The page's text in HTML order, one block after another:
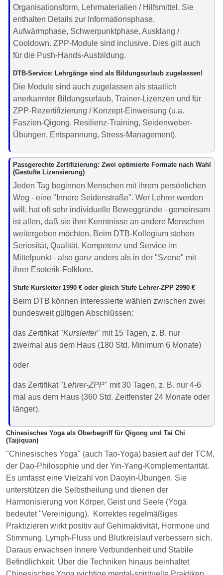
Organisationsform, Lehrmaterialien / Hilfsmittel. Sie
enthalten Details zur Informationsphase,
Aufwärmphase, Schwerpunktphase, Ausklang /
Cooldown. ZPP-Module sind inclusive. Dies gilt auch
für die Push-Hands-Ausbildung.
DTB-Service: Lehrgänge sind als Bildungsurlaub zugelassen!
Die Module sind auch zugelassen als staatlich
anerkannter Bildungsurlaub, Trainer-Lizenzen und für
ZPP-Rezertifizierung / Konzept-Einweisung (u.a.
Faszien-Qigong, Resilienz-Training, Seidenweber-
Übungen, Entspannung, Stress-Management).
Passgerechte Zertifizierung: Zwei optimierte Formate nach Wahl
(Gestufte Lizensierung)
Jeden Tag beginnen Menschen mit ihrem persönlichen
Weg - eine "Innere Seidenstraße". Wer Lehrer werden
will, hat oft sehr individuelle Beweggründe - gemeinsam
ist allen, daß sie ihre Kenntnisse an andere Menschen
weitergeben möchten. Beim DTB-Kollegium stehen
Seriosität, Qualität, Kompetenz und Service im
Mittelpunkt - also ganz anders als in der "Szene" mit
ihrer Esoterik-Folklore.
Stufe Kursleiter 1990 € oder gleich Stufe Lehrer-ZPP 2990 €
Beim DTB können Interessierte wählen zwischen zwei
bundesweit gültigen Abschlüssen:
das Zertifikat "Kursleiter" mit 15 Tagen, z. B. nur
zweimal aus dem Haus (180 Std. Minimum 6 Monate)
oder
das Zertifikat "Lehrer-ZPP" mit 30 Tagen, z. B. nur 4-6
mal aus dem Haus (360 Std. Zeitfenster 24 Monate oder
länger).
Chinesisches Yoga als Oberbegriff für Qigong und Tai Chi
(Taijiquan)
"Chinesisches Yoga" (auch Tao-Yoga) basiert auf der TCM,
der Dao-Philosophie und der Yin-Yang-Komplementarität.
Es umfasst eine Vielzahl von Daoyin-Übungen. Sie
unterstützen die Selbstheilung und dienen der
Harmonisierung von Körper, Geist und Seele (Yoga
bedeutet "Vereinigung). Korrektes regelmäßiges
Praktizieren wirkt positiv auf Gehirnaktivität, Hormone und
Stimmung. Lymph-Fluss und Blutkreislauf verbessern sich.
Daraus erwachsen Innere Verbundenheit und Stabile
Befindlichkeit. Über die Techniken hinaus beinhaltet